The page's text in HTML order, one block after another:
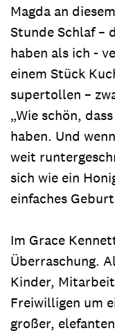
Magda an
Stunde Schlaf –
haben als ich -
einem Stück
supertollen –
„Wie schön,
haben. Und
weit
sich wie ein
einfaches
Im Grace
Überraschung.
Kinder,
Freiwilligen um
großer,